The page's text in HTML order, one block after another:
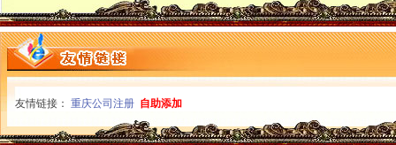
重庆海外旅业（旅行社）集团有限公司渝中区重庆天地门市部
重庆天地和-渝中区金石巷业主采访—在线播放—优酷网,高清在
重庆天地高层销售领跑楼市|重庆|渝中区_凤凰资讯
【图】邻解放碑洪崖洞重庆天地北欧简约大床房_渝中区短租公寓_途家
渝中区华龙桥重庆天地分析.ppt
渝中区重庆天地
重庆渝中区的重庆天地除了琳琅,还有哪些地方可以接办宴？_搜
重庆市渝中区人民
友情链接： 重庆公司注册 自助添加